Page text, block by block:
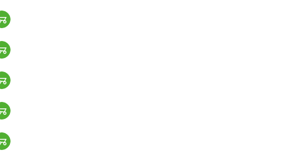
Warenkorb hinzufügen
Warenkorb hinzufügen
Warenkorb hinzufügen
Warenkorb hinzufügen
Warenkorb hinzufügen